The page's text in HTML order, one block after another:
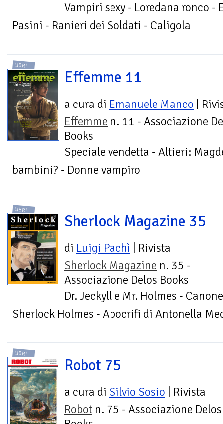
Vampiri sexy - Loredana ronco
Pasini - Ranieri dei Soldati - Caligola
LIBRI
Effemme 11
a cura di Emanuele Manco |
Effemme n. 11 - Associazione
Books
Speciale vendetta - Altieri:
bambini? - Donne vampiro
LIBRI
Sherlock Magazine 35
di Luigi Pachì | Rivista
Sherlock Magazine n. 35 -
Associazione Delos Books
Dr. Jeckyll e Mr. Holmes -
Sherlock Holmes - Apocrifi di Antonella
LIBRI
Robot 75
a cura di Silvio Sosio | Rivista
Robot n. 75 - Associazione Delos